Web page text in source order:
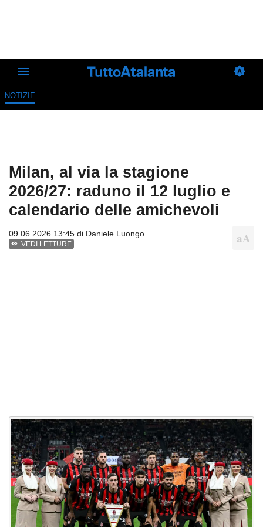
NOTIZIE
Milan, al via la stagione
2026/27: raduno il 12 luglio e
calendario delle amichevoli
09.06.2026 13:45 di Daniele Luongo
VEDI LETTURE